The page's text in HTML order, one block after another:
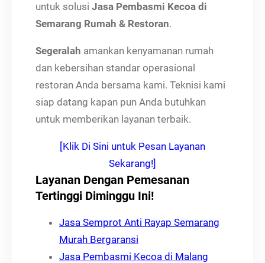
untuk solusi Jasa Pembasmi Kecoa di
Semarang Rumah & Restoran.
Segeralah amankan kenyamanan rumah
dan kebersihan standar operasional
restoran Anda bersama kami. Teknisi kami
siap datang kapan pun Anda butuhkan
untuk memberikan layanan terbaik.
[Klik Di Sini untuk Pesan Layanan
Sekarang!]
Layanan Dengan Pemesanan
Tertinggi Diminggu Ini!
Jasa Semprot Anti Rayap Semarang
Murah Bergaransi
Jasa Pembasmi Kecoa di Malang